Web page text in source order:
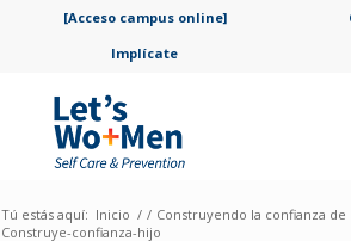
[Acceso campus online]
Implícate
Tú estás aquí: Inicio / / Construyendo la confianza de
Construye-confianza-hijo